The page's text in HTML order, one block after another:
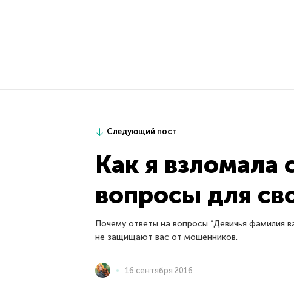
Следующий пост
Как я взломала
вопросы для
Почему ответы на вопросы “Девичья фамилия
не защищают вас от мошенников.
16 сентября 2016